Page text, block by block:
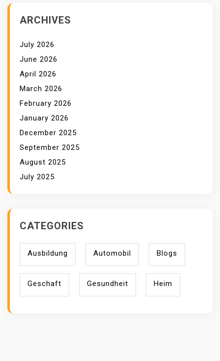
ARCHIVES
July 2026
June 2026
April 2026
March 2026
February 2026
January 2026
December 2025
September 2025
August 2025
July 2025
CATEGORIES
Ausbildung Automobil Blogs
Geschaft Gesundheit Heim